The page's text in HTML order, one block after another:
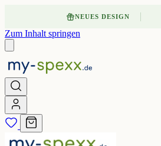
NEUES DESIGN
Zum Inhalt springen